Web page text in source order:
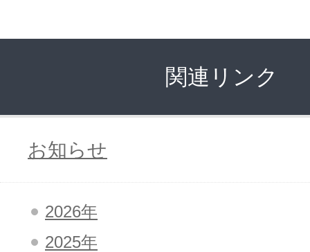
ドメインモニタリング
その他
Microsoft 365
バナー・テキスト広告などの掲載紹
アフィリエイト（成果報酬型
関連リンク
お知らせ
2026年
2025年